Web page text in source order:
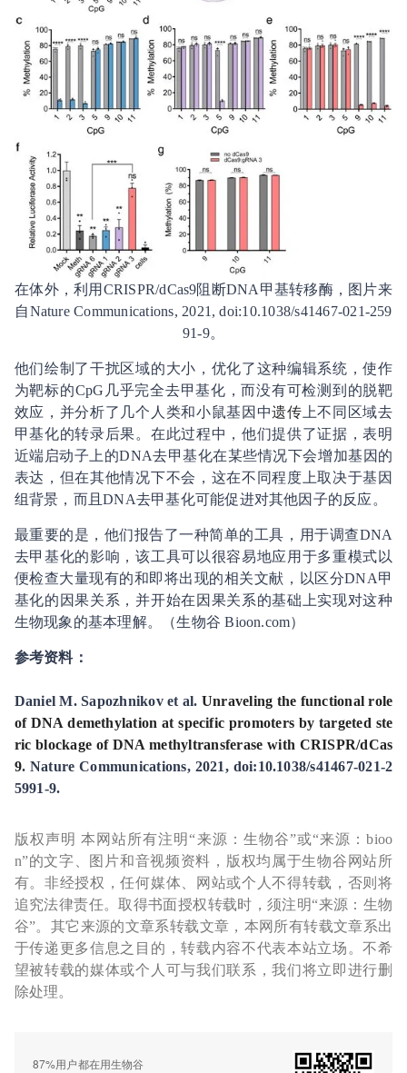
在体外，利用CRISPR/dCas9阻断DNA甲基转移酶，图片来
自Nature Communications, 2021, doi:10.1038/s41467-021-259
91-9。
他们绘制了干扰区域的大小，优化了这种编辑系统，使作
为靶标的CpG几乎完全去甲基化，而没有可检测到的脱靶
效应，并分析了几个人类和小鼠基因中遗传上不同区域去
甲基化的转录后果。在此过程中，他们提供了证据，表明
近端启动子上的DNA去甲基化在某些情况下会增加基因的
表达，但在其他情况下不会，这在不同程度上取决于基因
组背景，而且DNA去甲基化可能促进对其他因子的反应。
最重要的是，他们报告了一种简单的工具，用于调查DNA
去甲基化的影响，该工具可以很容易地应用于多重模式以
便检查大量现有的和即将出现的相关文献，以区分DNA甲
基化的因果关系，并开始在因果关系的基础上实现对这种
生物现象的基本理解。（生物谷 Bioon.com）
参考资料：
Daniel M. Sapozhnikov et al. Unraveling the functional role
of DNA demethylation at specific promoters by targeted ste
ric blockage of DNA methyltransferase with CRISPR/dCas
9. Nature Communications, 2021, doi:10.1038/s41467-021-2
5991-9.
版权声明 本网站所有注明“来源：生物谷”或“来源：bioo
n”的文字、图片和音视频资料，版权均属于生物谷网站所
有。非经授权，任何媒体、网站或个人不得转载，否则将
追究法律责任。取得书面授权转载时，须注明“来源：生物
谷”。其它来源的文章系转载文章，本网所有转载文章系出
于传递更多信息之目的，转载内容不代表本站立场。不希
望被转载的媒体或个人可与我们联系，我们将立即进行删
除处理。
87%用户都在用生物谷